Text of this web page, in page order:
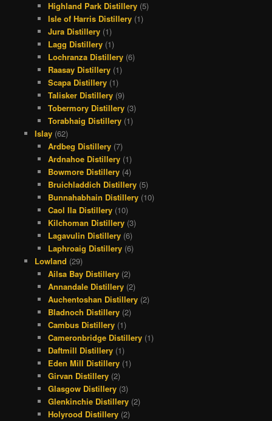
Highland Park Distillery (5)
Isle of Harris Distillery (1)
Jura Distillery (1)
Lagg Distillery (1)
Lochranza Distillery (6)
Raasay Distillery (1)
Scapa Distillery (1)
Talisker Distillery (9)
Tobermory Distillery (3)
Torabhaig Distillery (1)
Islay(62)
Ardbeg Distillery (7)
Ardnahoe Distillery (1)
Bowmore Distillery (4)
Bruichladdich Distillery (5)
Bunnahabhain Distillery (10)
Caol Ila Distillery (10)
Kilchoman Distillery (3)
Lagavulin Distillery (6)
Laphroaig Distillery (6)
Lowland (29)
Ailsa Bay Distillery (2)
Annandale Distillery (2)
Auchentoshan Distillery (2)
Bladnoch Distillery (2)
Cambus Distillery (1)
Cameronbridge Distillery (1)
Daftmill Distillery (1)
Eden Mill Distillery (1)
Girvan Distillery (2)
Glasgow Distillery (3)
Glenkinchie Distillery (2)
Holyrood Distillery (2)